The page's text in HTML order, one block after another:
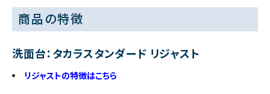
商品の特徴
洗面台：タカラスタンダード リジャスト
リジャストの特徴はこちら